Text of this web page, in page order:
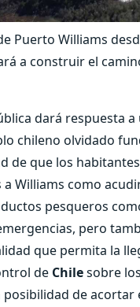
Puerto Williams
a construir el
dará respuesta
chileno olvidado
de que los
a Williams como
pesqueros
pero
que permita la
de Chilesobre
posibilidad de